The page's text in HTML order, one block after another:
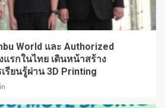
World และ Authorized
รกในไทย เดินหน้าสร้าง
รียนรู้ผ่าน 3D Printing